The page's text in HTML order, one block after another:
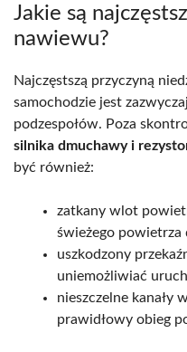
Jakie są
nawiewu?
Najczęstszą przyczyną
samochodzie jest
podzespołów. Poza
silnika dmuchawy i
być również:
zatkany wlot
świeżego powietrza
uszkodzony
uniemożliwiać
nieszczelne kanały
prawidłowy obieg